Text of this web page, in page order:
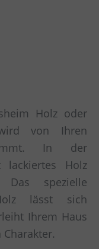
Holz oder
von Ihren
In der
lackiertes Holz
spezielle
lässt sich
Ihrem Haus